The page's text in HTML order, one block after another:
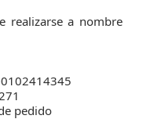
realizarse a nombre
pedido